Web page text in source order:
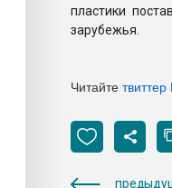
пластики
зарубежья.
Читайте